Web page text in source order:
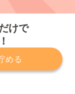
けで
める
営会社